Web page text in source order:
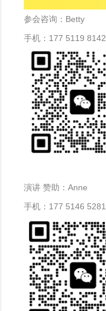
参会咨询：Betty
手机：177 5119 8142
演讲 赞助：Anne
手机：177 5146 5281